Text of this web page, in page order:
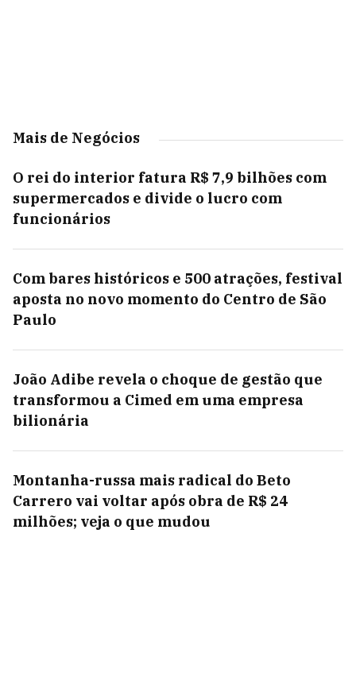
Mais de Negócios
O rei do interior fatura R$ 7,9 bilhões com
supermercados e divide o lucro com
funcionários
Com bares históricos e 500 atrações, festival
aposta no novo momento do Centro de São
Paulo
João Adibe revela o choque de gestão que
transformou a Cimed em uma empresa
bilionária
Montanha-russa mais radical do Beto
Carrero vai voltar após obra de R$ 24
milhões; veja o que mudou